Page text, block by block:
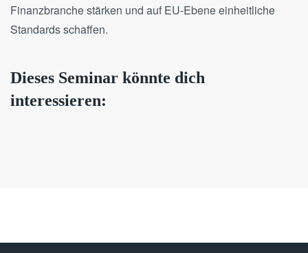
Finanzbranche stärken und auf EU-Ebene einheitliche
Standards schaffen.
Dieses Seminar könnte dich
interessieren: